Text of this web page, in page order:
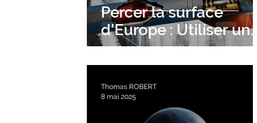
Percer la surface
d'Europe : Utiliser un
tunnelier nucléaire
Thomas ROBERT
8 mai 2025